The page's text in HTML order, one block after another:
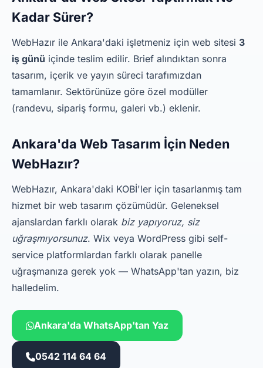
Kadar Sürer?
WebHazır ile Ankara'daki işletmeniz için web sitesi 3
iş günü içinde teslim edilir. Brief alındıktan sonra
tasarım, içerik ve yayın süreci tarafımızdan
tamamlanır. Sektörünüze göre özel modüller
(randevu, sipariş formu, galeri vb.) eklenir.
Ankara'da Web Tasarım İçin Neden
WebHazır?
WebHazır, Ankara'daki KOBİ'ler için tasarlanmış tam
hizmet bir web tasarım çözümüdür. Geleneksel
ajanslardan farklı olarak biz yapıyoruz, siz
uğraşmıyorsunuz. Wix veya WordPress gibi self-
service platformlardan farklı olarak panelle
uğraşmanıza gerek yok — WhatsApp'tan yazın, biz
halledelim.
Ankara'da WhatsApp'tan Yaz
0542 114 64 64